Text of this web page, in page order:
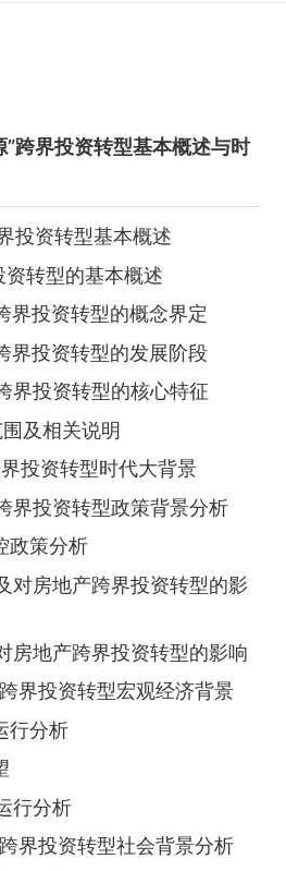
”跨界投资转型基本概述与时
投资转型基本概述
资转型的基本概述
界投资转型的概念界定
界投资转型的发展阶段
界投资转型的核心特征
及相关说明
投资转型时代大背景
界投资转型政策背景分析
政策分析
对房地产跨界投资转型的影
房地产跨界投资转型的影响
界投资转型宏观经济背景
行分析
行分析
界投资转型社会背景分析